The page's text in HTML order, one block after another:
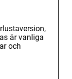
är vanliga
och